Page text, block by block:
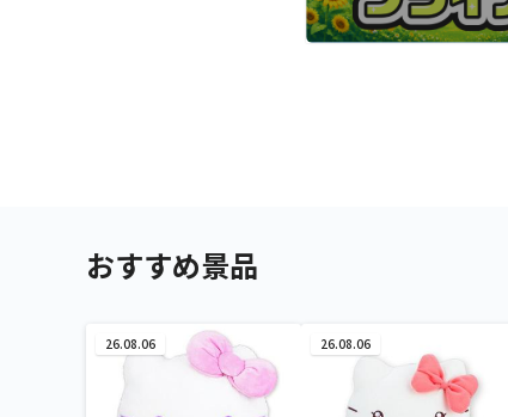
おすすめ景品
26.08.06 26.08.06